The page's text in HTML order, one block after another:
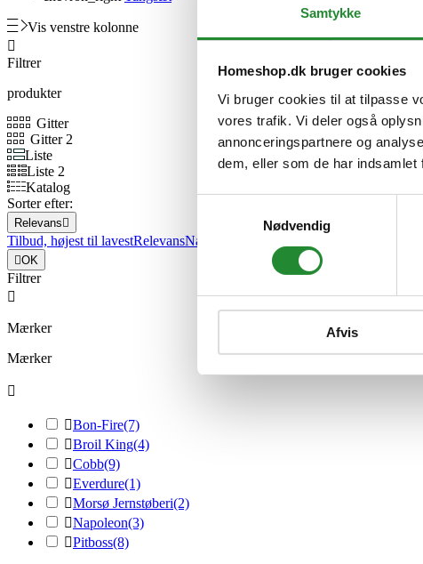
Samtykke
Homeshop.dk bruger cookies
Vi bruger cookies til at tilpasse
vores trafik. Vi deler også
annonceringspartnere og
dem, eller som de har indsamlet
Nødvendig
Afvis
Vis venstre kolonne

Filtrer
produkter
Gitter
Gitter 2
Liste
Liste 2
Katalog
Sorter efter:
Relevans 
Tilbud, højest til lavestRelevansNavn, A til Å
OK
Filtrer

Mærker
Mærker

Bon-Fire(7)
Broil King(4)
Cobb(9)
Everdure(1)
Morsø Jernstøberi(2)
Napoleon(3)
Pitboss(8)